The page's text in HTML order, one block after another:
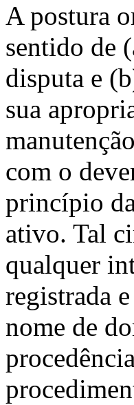
A postura
sentido de
disputa e
sua
com o
princípio
ativo. Tal
qualquer
registrada
nome de